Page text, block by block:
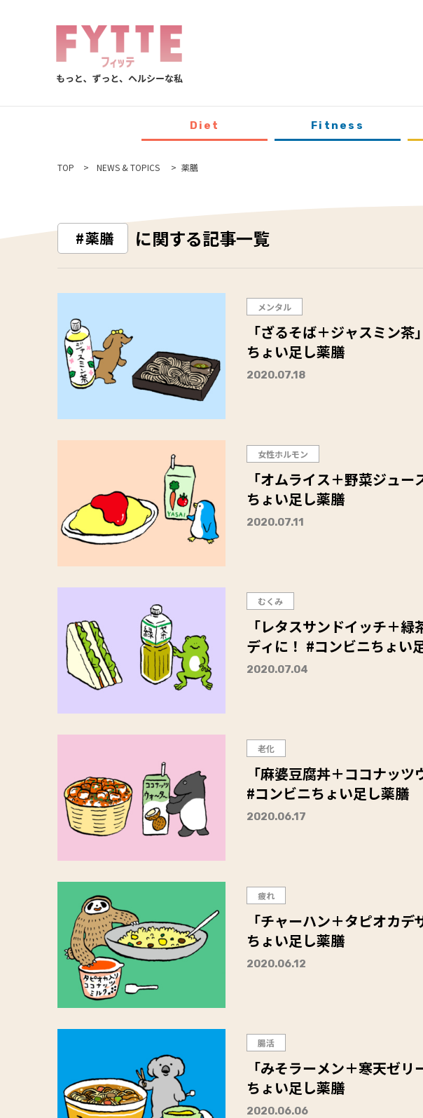
Diet Fitness
TOP NEWS & TOPICS 薬膳
薬膳 に関する記事一覧
メンタル
「ざるそば＋ジャスミン
ちょい足し薬膳
2020.07.18
女性ホルモン
「オムライス＋野菜ジュ
ちょい足し薬膳
2020.07.11
むくみ
「レタスサンドイッチ＋
ディに！ #コンビニちょい
2020.07.04
老化
「麻婆豆腐丼＋ココナッ
#コンビニちょい足し薬膳
2020.06.17
疲れ
「チャーハン＋タピオカ
ちょい足し薬膳
2020.06.12
腸活
「みそラーメン＋寒天ゼ
ちょい足し薬膳
2020.06.06